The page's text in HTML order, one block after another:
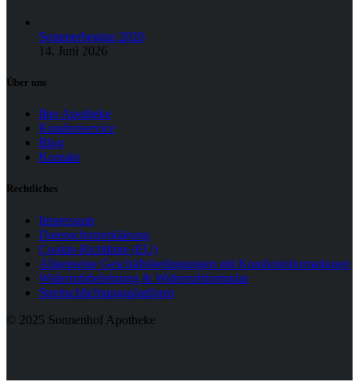
Sommerbeginn 2026
14. Juni 2026
Über uns
Ihre Apotheke
Kundenservice
Blog
Kontakt
Rechtliches
Impressum
Datenschutzerklärung
Cookie-Richtlinie (EU)
Allgemeine Geschäftsbedingungen mit Kundeninformationen
Widerrufsbelehrung & Widerrufsformular
Streitschlichtungsplattform
© 2025 Sonnenhof Apotheke